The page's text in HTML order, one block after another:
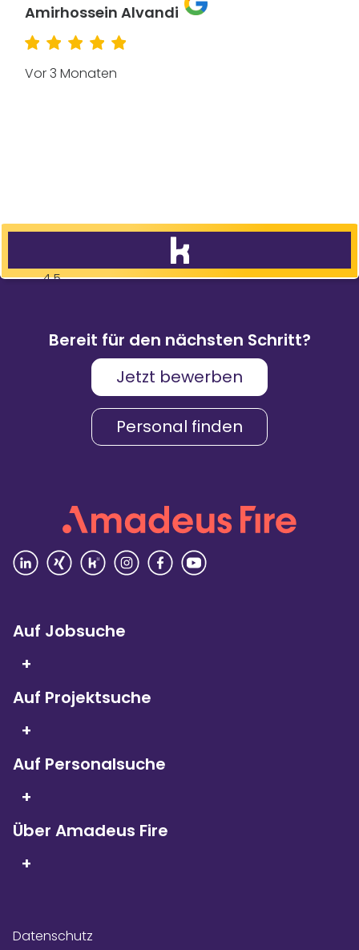
Amirhossein Alvandi
Vor 3 Monaten
4,5
Bewertungen
Weiterempfehlungen
Karriere & Gehalt
4,2
Unternehmenskultur
4,3
4,4
Rezensionen lesen
Kununu Top Company – dank
über 9.000Bewertungen!
Bereit für den nächsten Schritt?
Jetzt bewerben
Personal finden
Auf Jobsuche
+
Auf Projektsuche
+
Auf Personalsuche
+
Über Amadeus Fire
+
Datenschutz